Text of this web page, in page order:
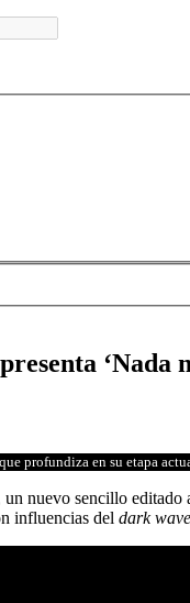
‘Nada
profundiza en su etapa
un nuevo sencillo editado
influencias del dark wave